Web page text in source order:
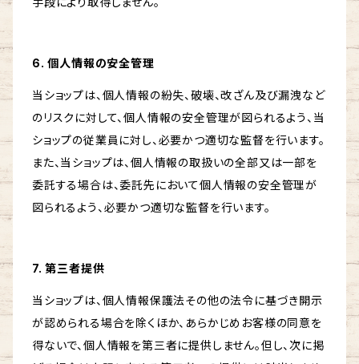
6. 個人情報の安全管理
当ショップは、個人情報の紛失、破壊、改ざん及び漏洩など
のリスクに対して、個人情報の安全管理が図られるよう、当
ショップの従業員に対し、必要かつ適切な監督を行います。
また、当ショップは、個人情報の取扱いの全部又は一部を
委託する場合は、委託先において個人情報の安全管理が
図られるよう、必要かつ適切な監督を行います。
7. 第三者提供
当ショップは、個人情報保護法その他の法令に基づき開示
が認められる場合を除くほか、あらかじめお客様の同意を
得ないで、個人情報を第三者に提供しません。但し、次に掲